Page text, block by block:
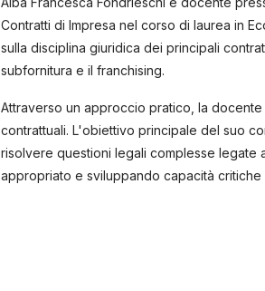
Contratti di Impresa nel corso di laurea in
sulla disciplina giuridica dei principali
subfornitura e il franchising.
Attraverso un approccio pratico, la
contrattuali. L'obiettivo principale del suo
risolvere questioni legali complesse legate
appropriato e sviluppando capacità